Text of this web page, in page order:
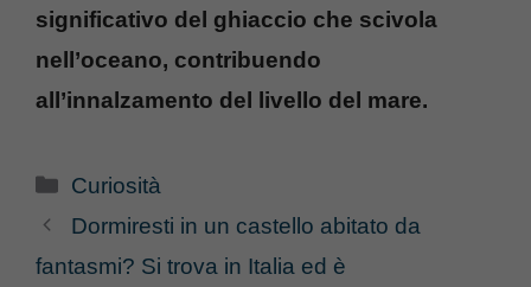
significativo del ghiaccio che scivola
nell’oceano, contribuendo
all’innalzamento del livello del mare.
Categorie
Curiosità
Dormiresti in un castello abitato da
fantasmi? Si trova in Italia ed è